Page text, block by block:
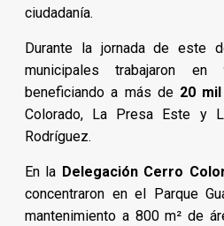
ciudadanía.
Durante la jornada de este
municipales trabajaron en
beneficiando a más de 20
Colorado, La Presa Este y
Rodríguez.
En la Delegación Cerro
concentraron en el Parque
mantenimiento a 800 m² de